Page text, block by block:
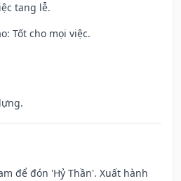
tang lễ.
Tốt cho mọi việc.
để đón 'Hỷ Thần'. Xuất hành